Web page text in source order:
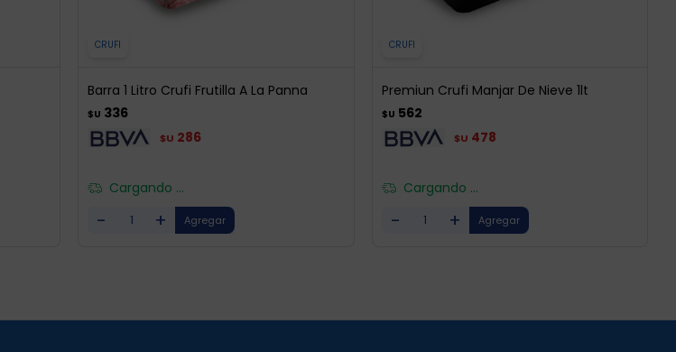
CRUFI
Barra 1 Litro Crufi Frutilla A La Panna
$U 336
$U 286
Cargando ...
- +
CRUFI
Premiun Crufi Manjar De Nieve 1lt
$U 562
$U 478
Cargando ...
- +